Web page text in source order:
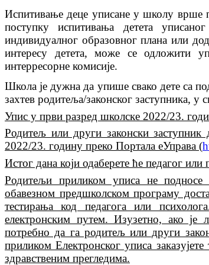
Испитивање деце уписане у школу врше
поступку испитивања детета
индивидуалног образовног плана или
интересу детета, може се одложити
интерресорне комисије.
Школа је дужна да упише свако дете са
захтев родитеља/законског заступника, у
Упис у први разред школске 2022/23.
Родитељ или други законски заступник
2022/23. годину преко Портала еУправа (
Истог дана који одаберете ће педагог
Родитељи приликом уписа не
обавезном предшколском програму
тестирања код педагога или
електронским путем. Изузетно, ако је
потребно да га родитељ или други
приликом Електронског уписа
здравственим прегледима.